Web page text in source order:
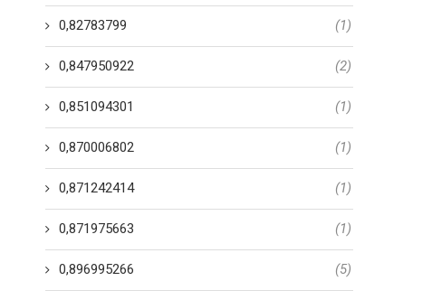
0,82783799 (1)
0,847950922 (2)
0,851094301 (1)
0,870006802 (1)
0,871242414 (1)
0,871975663 (1)
0,896995266 (5)